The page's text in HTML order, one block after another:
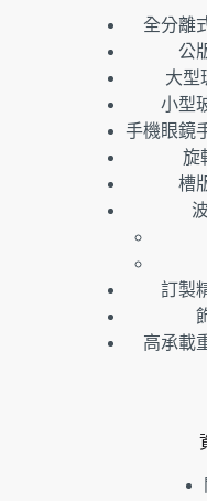
全分離
公
大型
小型
手機眼鏡
旋
槽
訂製
高承載